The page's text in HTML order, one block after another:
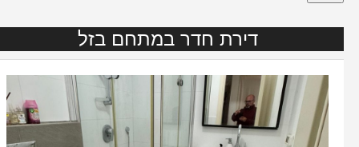
דירת חדר במתחם בזל